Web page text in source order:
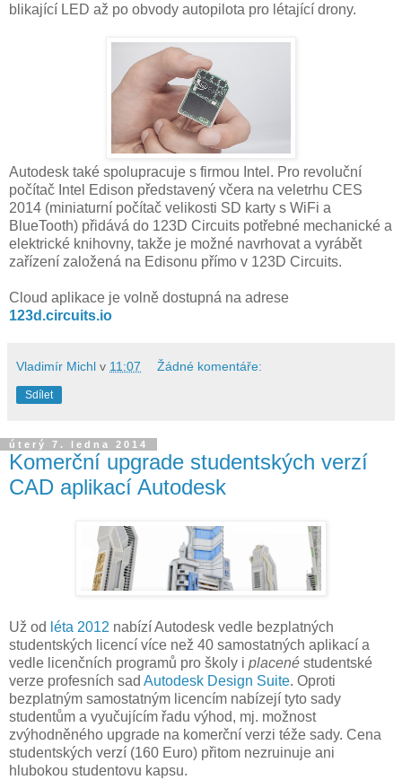
blikající LED až po obvody autopilota pro létající drony.
Autodesk také spolupracuje s firmou Intel. Pro revoluční
počítač Intel Edison představený včera na veletrhu CES
2014 (miniaturní počítač velikosti SD karty s WiFi a
BlueTooth) přidává do 123D Circuits potřebné mechanické a
elektrické knihovny, takže je možné navrhovat a vyrábět
zařízení založená na Edisonu přímo v 123D Circuits.
Cloud aplikace je volně dostupná na adrese
123d.circuits.io
Vladimír Michl v 11:07 Žádné komentáře:
Sdílet
úterý 7. ledna 2014
Komerční upgrade studentských verzí
CAD aplikací Autodesk
Už od léta 2012 nabízí Autodesk vedle bezplatných
studentských licencí více než 40 samostatných aplikací a
vedle licenčních programů pro školy i placené studentské
verze profesních sad Autodesk Design Suite. Oproti
bezplatným samostatným licencím nabízejí tyto sady
studentům a vyučujícím řadu výhod, mj. možnost
zvýhodněného upgrade na komerční verzi téže sady. Cena
studentských verzí (160 Euro) přitom nezruinuje ani
hlubokou studentovu kapsu.